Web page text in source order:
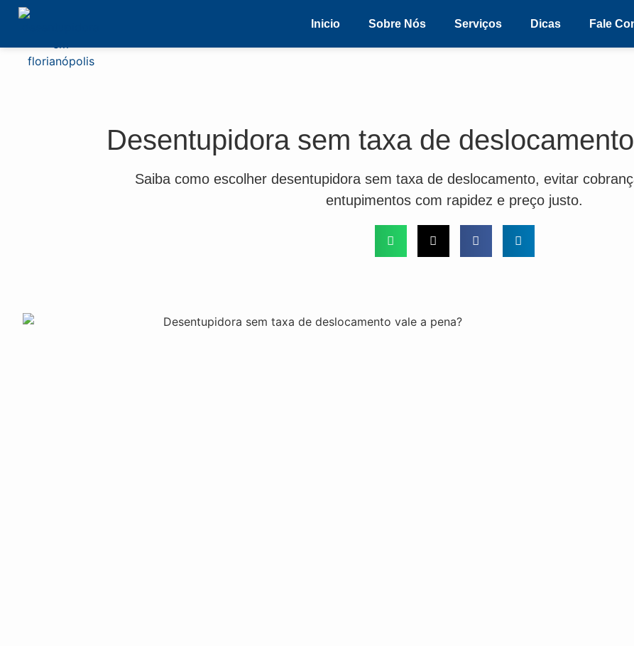
Inicio Sobre Nós Serviços Dicas Fale
Desentupidora sem taxa de
Saiba como escolher desentupidora sem taxa de deslocamento, evitar
entupimentos com rapidez e preço justo.